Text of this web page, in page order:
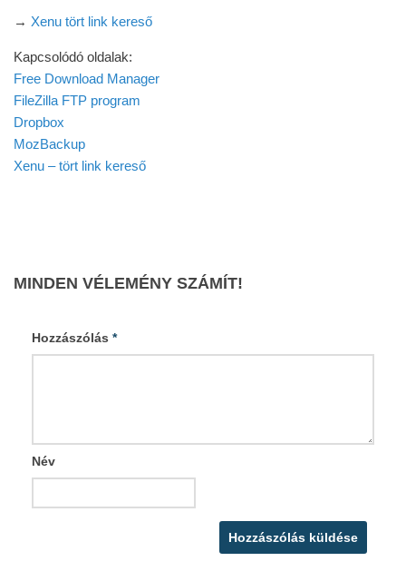
→ Xenu tört link kereső
Kapcsolódó oldalak:
Free Download Manager
FileZilla FTP program
Dropbox
MozBackup
Xenu – tört link kereső
MINDEN VÉLEMÉNY SZÁMÍT!
Hozzászólás *
Név